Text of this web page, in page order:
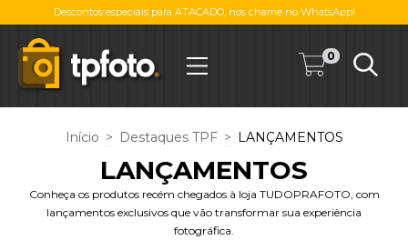
Descontos especiais para ATACADO, nos chame no WhatsApp!
0
Início > Destaques TPF > LANÇAMENTOS
LANÇAMENTOS
Conheça os produtos recém chegados à loja TUDOPRAFOTO, com
lançamentos exclusivos que vão transformar sua experiência
fotográfica.